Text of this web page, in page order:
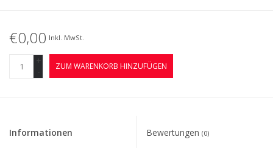
€0,00 Inkl. MwSt.
+
-
ZUM WARENKORB HINZUFÜGEN
Informationen Bewertungen (0)